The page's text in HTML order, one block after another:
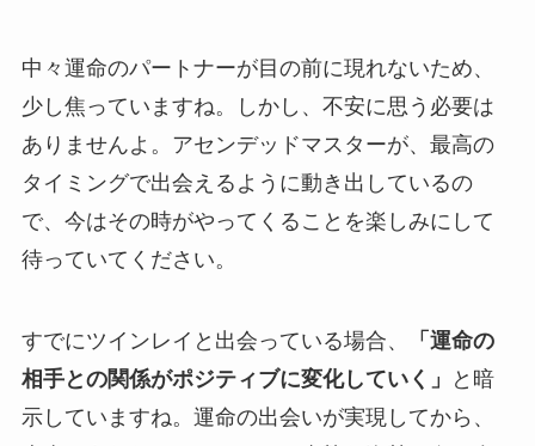
中々運命のパートナーが目の前に現れないため、
少し焦っていますね。しかし、不安に思う必要は
ありませんよ。アセンデッドマスターが、最高の
タイミングで出会えるように動き出しているの
で、今はその時がやってくることを楽しみにして
待っていてください。
すでにツインレイと出会っている場合、
「運命の
相手との関係がポジティブに変化していく」
と暗
示していますね。運命の出会いが実現してから、